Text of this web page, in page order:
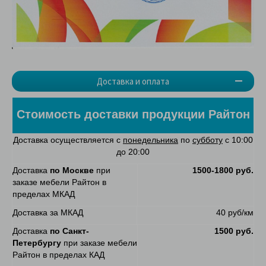
Доставка и оплата
Стоимость доставки продукции Райтон
Доставка осуществляется с понедельника по субботу с 10:00
до 20:00
Доставка по Москве при
заказе мебели Райтон в
пределах МКАД
1500-1800 руб.
Доставка за МКАД
40 руб/км
Доставка по Санкт-
Петербургу при заказе мебели
Райтон в пределах КАД
1500 руб.